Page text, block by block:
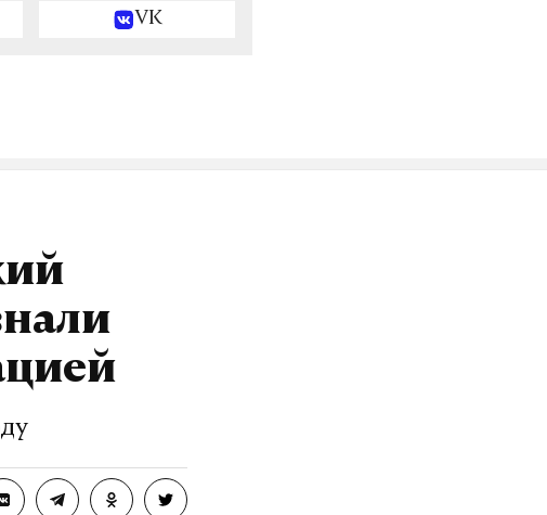
VK